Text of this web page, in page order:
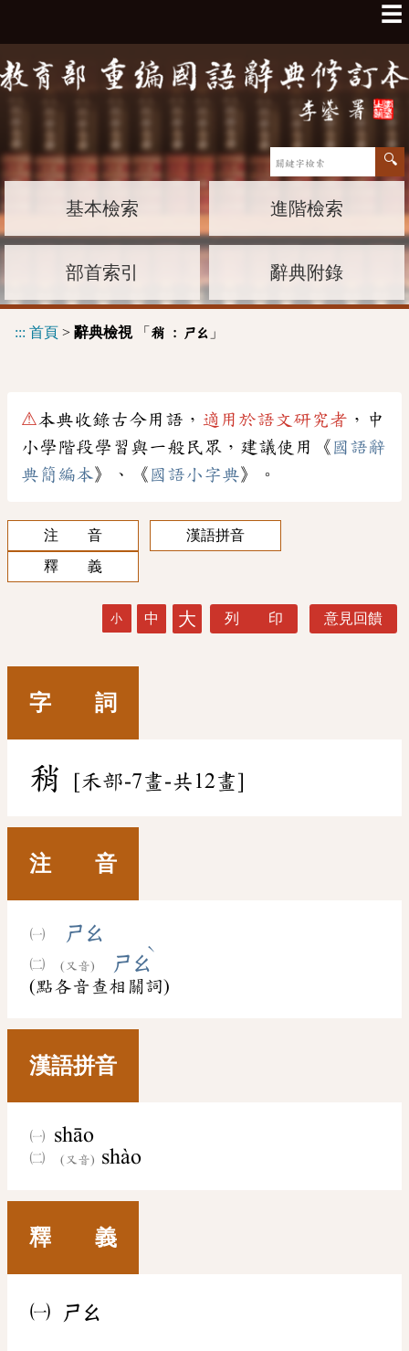
☰
基本檢索 進階檢索
部首索引 辭典附錄
::: 首頁 > 辭典檢視「 稍 : ㄕㄠ 」
⚠本典收錄古今用語， 適用於語文研究者 ，中
小學階段學習與一般民眾，建議使用《 國語辭
典簡編本》、《 國語小字典》。
注 音
漢語拼音
釋 義
小 中 大 列 印 意見回饋
字 詞
稍 [禾部-7畫-共12畫]
注 音
ㄕㄠ
(又音) ㄕㄠ
ˋ
(點各音查相關詞)
漢語拼音
shāo
(又音) shào
釋 義
㈠ ㄕㄠ